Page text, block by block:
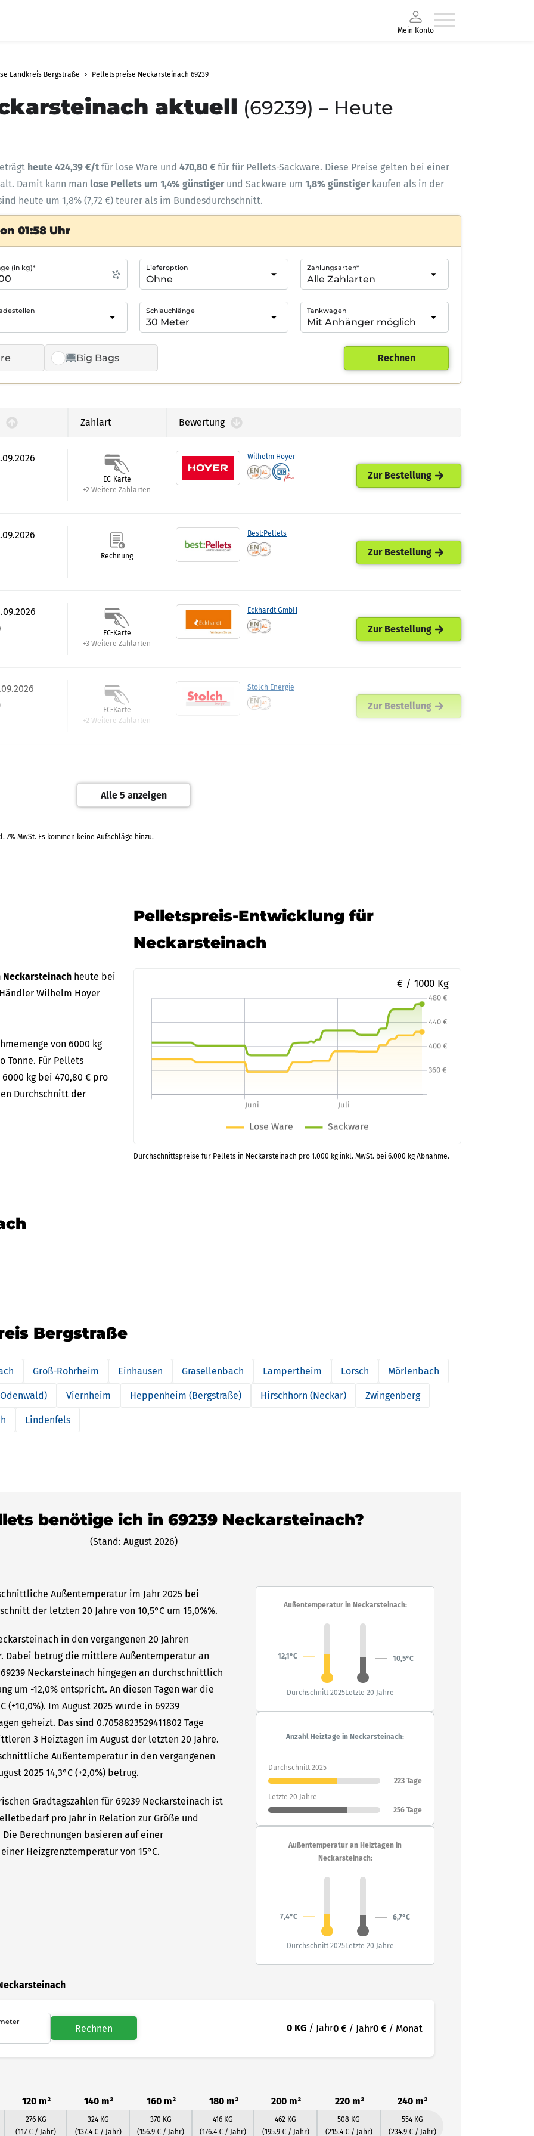
Mein Konto
Landkreis Bergstraße Pelletspreise Neckarsteinach 69239
aktuell (69239) – Heute
heute 424,39 €/t für lose Ware und 470,80 € für für Pellets-Sackware. Diese Preise gelten bei einer
Damit kann man lose Pellets um 1,4% günstiger und Sackware um 1,8% günstigerkaufen als in der
heute um 1,8% (7,72 €) teurer als im Bundesdurchschnitt.
01:58 Uhr
Big Bags
(in kg)* Lieferoption Zahlungsarten*
Schlauchlänge Tankwagen
Rechnen
Zahlart Bewertung
Wilhelm Hoyer
EC-Karte
+2 Weitere Zahlarten
Zur Bestellung
Best:Pellets
Rechnung Zur Bestellung
Eckhardt GmbH
EC-Karte
+3 Weitere Zahlarten
Zur Bestellung
Stolch Energie
EC-Karte
+2 Weitere Zahlarten
Zur Bestellung
+2 Weitere Zahlarten
Alle 5 anzeigen
MwSt. Es kommen keine Aufschläge hinzu.
heute bei
Wilhelm Hoyer
von 6000 kg
Tonne. Für Pellets
kg bei 470,80 € pro
Durchschnitt der
Pelletspreis-Entwicklung für
Neckarsteinach
€ / 1000 Kg
Durchschnittspreise für Pellets in Neckarsteinach pro 1.000 kg inkl. MwSt. bei 6.000 kg Abnahme.
Bergstraße
Groß-Rohrheim Einhausen Grasellenbach Lampertheim Lorsch Mörlenbach
Viernheim Heppenheim (Bergstraße) Hirschhorn (Neckar) Zwingenberg
Lindenfels
benötige ich in 69239 Neckarsteinach?
(Stand: August 2026)
Außentemperatur im Jahr 2025 bei
der letzten 20 Jahre von 10,5°C um 15,0%%.
in den vergangenen 20 Jahren
Dabei betrug die mittlere Außentemperatur an
Neckarsteinach hingegen an durchschnittlich
um -12,0% entspricht. An diesen Tagen war die
Im August 2025 wurde in 69239
geheizt. Das sind 0.7058823529411802 Tage
3 Heiztagen im August der letzten 20 Jahre.
Außentemperatur in den vergangenen
2025 14,3°C (+2,0%) betrug.
Gradtagszahlen für 69239 Neckarsteinach ist
pro Jahr in Relation zur Größe und
Berechnungen basieren auf einer
Heizgrenztemperatur von 15°C.
Außentemperatur in Neckarsteinach:
12,1°C 10,5°C
Durchschnitt 2025Letzte 20 Jahre
Anzahl Heiztage in Neckarsteinach:
Durchschnitt 2025
223 Tage
Letzte 20 Jahre
256 Tage
Außentemperatur an Heiztagen in
Neckarsteinach:
7,4°C 6,7°C
Durchschnitt 2025Letzte 20 Jahre
Rechnen 0 KG / Jahr0 € / Jahr0 € / Monat
120 m² 140 m² 160 m² 180 m² 200 m² 220 m² 240 m²
276 KG
(117 € / Jahr)
324 KG
(137.4 € / Jahr)
370 KG
(156.9 € / Jahr)
416 KG
(176.4 € / Jahr)
462 KG
(195.9 € / Jahr)
508 KG
(215.4 € / Jahr)
554 KG
(234.9 € / Jahr)